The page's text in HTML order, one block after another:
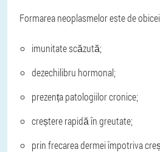
Formarea neoplasmelor este de
imunitate scăzută;
dezechilibru hormonal;
prezența patologiilor cronice;
creștere rapidă în greutate;
prin frecarea dermei împotriva